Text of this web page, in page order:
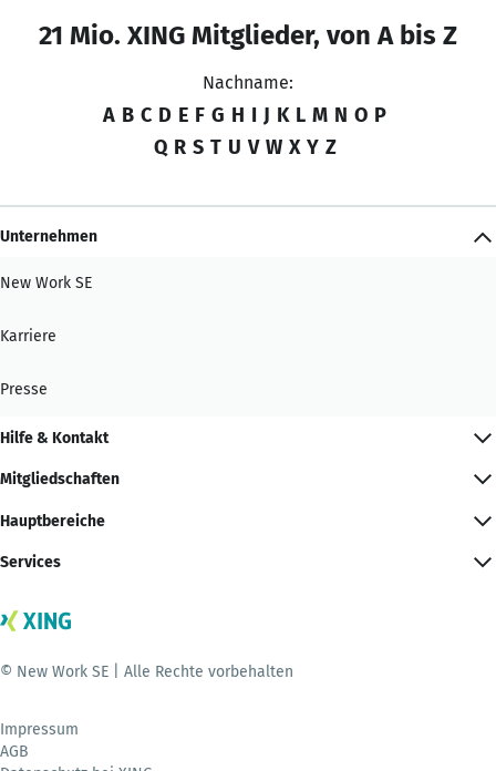
21 Mio. XING Mitglieder, von A bis Z
Nachname:
A B C D E F G H I J K L M N O P
Q R S T U V W X Y Z
Unternehmen
New Work SE
Karriere
Presse
Hilfe & Kontakt
Mitgliedschaften
Hauptbereiche
Services
© New Work SE | Alle Rechte vorbehalten
Impressum
AGB